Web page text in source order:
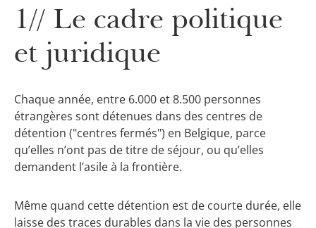
1// Le cadre politique
et juridique
Chaque année, entre 6.000 et 8.500 personnes
étrangères sont détenues dans des centres de
détention ("centres fermés") en Belgique, parce
qu’elles n’ont pas de titre de séjour, ou qu’elles
demandent l’asile à la frontière.
Même quand cette détention est de courte durée, elle
laisse des traces durables dans la vie des personnes